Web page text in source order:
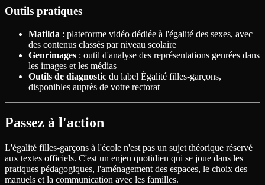
Outils pratiques
Matilda : plateforme vidéo dédiée à l'égalité des sexes, avec
des contenus classés par niveau scolaire
Genrimages : outil d'analyse des représentations genrées dans
les images et les médias
Outils de diagnostic du label Égalité filles-garçons,
disponibles auprès de votre rectorat
Passez à l'action
L'égalité filles-garçons à l'école n'est pas un sujet théorique réservé
aux textes officiels. C'est un enjeu quotidien qui se joue dans les
pratiques pédagogiques, l'aménagement des espaces, le choix des
manuels et la communication avec les familles.